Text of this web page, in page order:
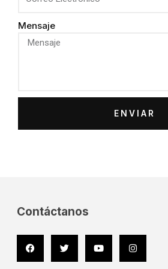
Mensaje
ENVIAR
Contáctanos
FacebookTwitter YoutubeInstagram